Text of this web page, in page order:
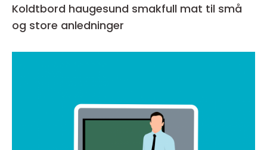
Koldtbord haugesund smakfull mat til små
og store anledninger